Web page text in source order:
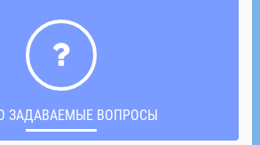
ЗАДАВАЕМЫЕ ВОПРОСЫ